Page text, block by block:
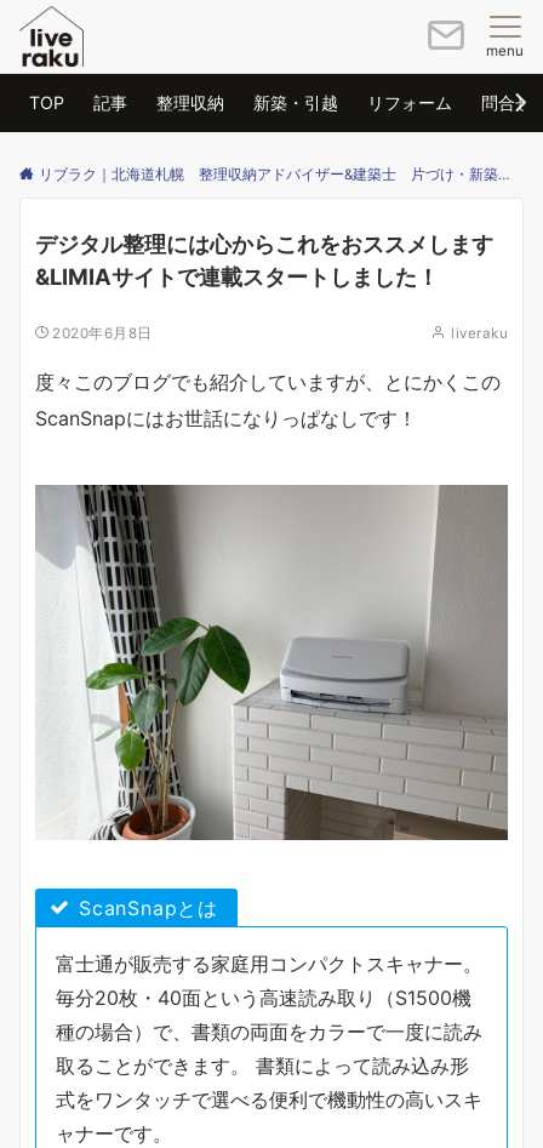
menu
TOP 記事 整理収納 新築・引越 リフォーム 問合せ
リブラク｜北海道札幌 整理収納アドバイザー&建築士 片づけ・新築・リフォームのご相談はリブラクまで
デジタル整理には心からこれをおススメします
&LIMIAサイトで連載スタートしました！
2020年6月8日 liveraku
度々このブログでも紹介していますが、とにかくこの
ScanSnapにはお世話になりっぱなしです！
ScanSnapとは
富士通が販売する家庭用コンパクトスキャナー。
毎分20枚・40面という高速読み取り（S1500機
種の場合）で、書類の両面をカラーで一度に読み
取ることができます。 書類によって読み込み形
式をワンタッチで選べる便利で機動性の高いスキ
ャナーです。